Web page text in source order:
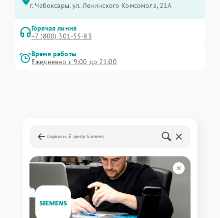
г. Чебоксары, ул. Ленинского Комсомола, 21А
Горячая линия
+7 (800) 301-55-83
Время работы
Ежедневно с 9:00 до 21:00
Сервисный центр Siemens